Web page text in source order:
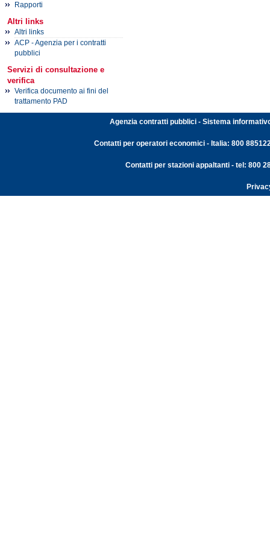
Rapporti
Altri links
Altri links
ACP - Agenzia per i contratti
pubblici
Servizi di consultazione e
verifica
Verifica documento ai fini del
trattamento PAD
Agenzia contratti pubblici - Sistema
Contatti per operatori economici - Italia: 800
Contatti per stazioni appaltanti - tel: 800